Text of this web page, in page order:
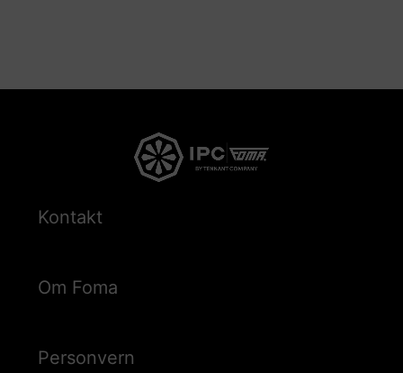
Kontakt
Om Foma
Personvern